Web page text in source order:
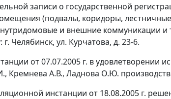
записи о государственной
(подвалы, коридоры,
и внешние коммуникации и
Челябинск, ул. Курчатова, д. 23-6.
от 07.07.2005 г. в
Кремнева А.В., Ладнова О.Ю.
инстанции от 18.08.2005 г.